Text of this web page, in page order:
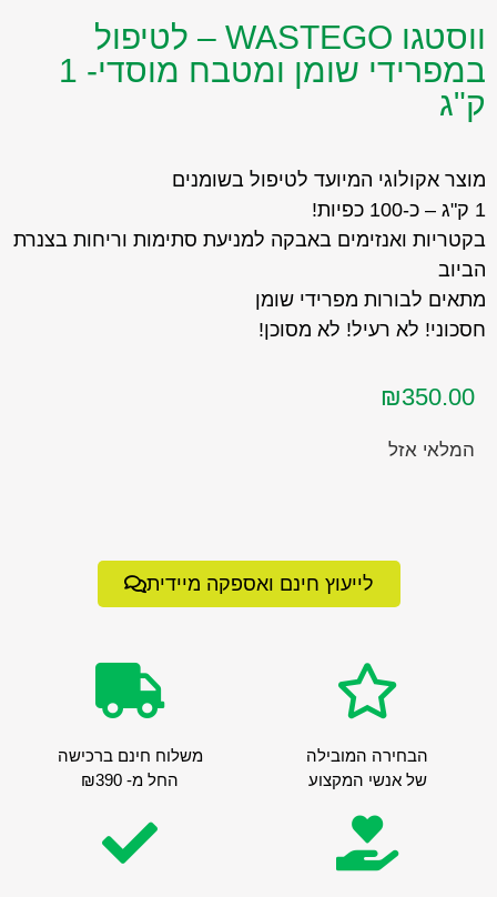
ווסטגו WASTEGO – לטיפול
במפרידי שומן ומטבח מוסדי- 1
ק"ג
מוצר אקולוגי המיועד לטיפול בשומנים
1 ק"ג – כ-100 כפיות!
בקטריות ואנזימים באבקה למניעת סתימות וריחות בצנרת
הביוב
מתאים לבורות מפרידי שומן
חסכוני! לא רעיל! לא מסוכן!
₪350.00
המלאי אזל
לייעוץ חינם ואספקה מיידית
הבחירה המובילה
של אנשי המקצוע
משלוח חינם ברכישה
החל מ- ₪390